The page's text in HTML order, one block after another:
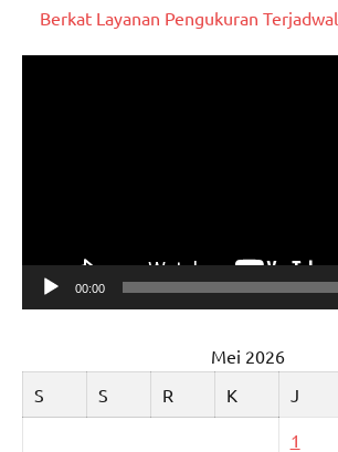
Berkat Layanan Pengukuran Terjadwal
00:00
Mei 2026
S
S R K J
1